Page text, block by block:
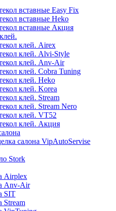
вставные Easy Fix
вставные Heko
вставные Акция
клей. Airex
клей. Alvi-Style
клей. Anv-Air
клей. Cobra Tuning
клей. Heko
клей. Korea
клей. Stream
клей. Stream Nero
клей. VT52
клей. Акция
салона VipAutoServise
Stork
Airplex
Anv-Air
SIT
Stream